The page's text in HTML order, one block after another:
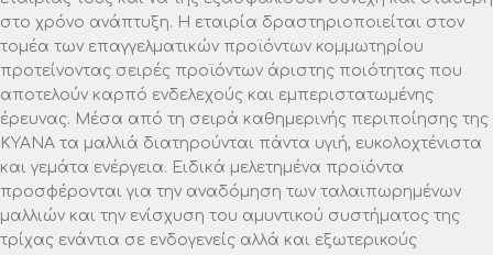
στο χρόνο ανάπτυξη. Η εταιρία δραστηριοποιείται στον
τομέα των επαγγελματικών προϊόντων κομμωτηρίου
προτείνοντας σειρές προϊόντων άριστης ποιότητας που
αποτελούν καρπό ενδελεχούς και εμπεριστατωμένης
έρευνας. Μέσα από τη σειρά καθημερινής περιποίησης της
ΚΥΑΝΑ τα μαλλιά διατηρούνται πάντα υγιή, ευκολοχτένιστα
και γεμάτα ενέργεια. Ειδικά μελετημένα προϊόντα
προσφέρονται για την αναδόμηση των ταλαιπωρημένων
μαλλιών και την ενίσχυση του αμυντικού συστήματος της
τρίχας ενάντια σε ενδογενείς αλλά και εξωτερικούς